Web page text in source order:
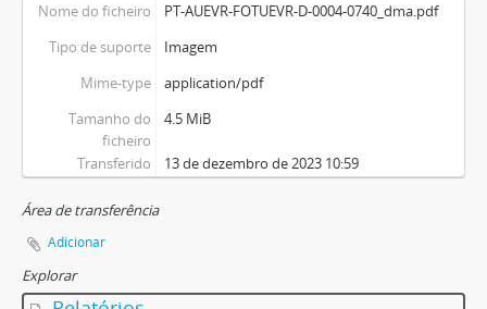
Nome do ficheiro
PT-AUEVR-FOTUEVR-D-0004-0740_dma.pdf
Tipo de suporte
Imagem
Mime-type
application/pdf
Tamanho do
ficheiro
4.5 MiB
Transferido 13 de dezembro de 2023 10:59
Área de transferência
Adicionar
Explorar